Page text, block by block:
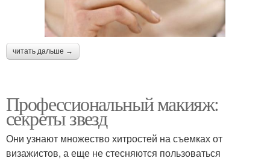
читать дальше →
Профессиональный макияж:
секреты звезд
Они узнают множество хитростей на съемках от
визажистов, а еще не стесняются пользоваться